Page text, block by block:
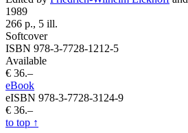
1989
266 p., 5 ill.
Softcover
ISBN 978-3-7728-1212-5
Available
€ 36.–
eBook
eISBN 978-3-7728-3124-9
€ 36.–
to top ↑